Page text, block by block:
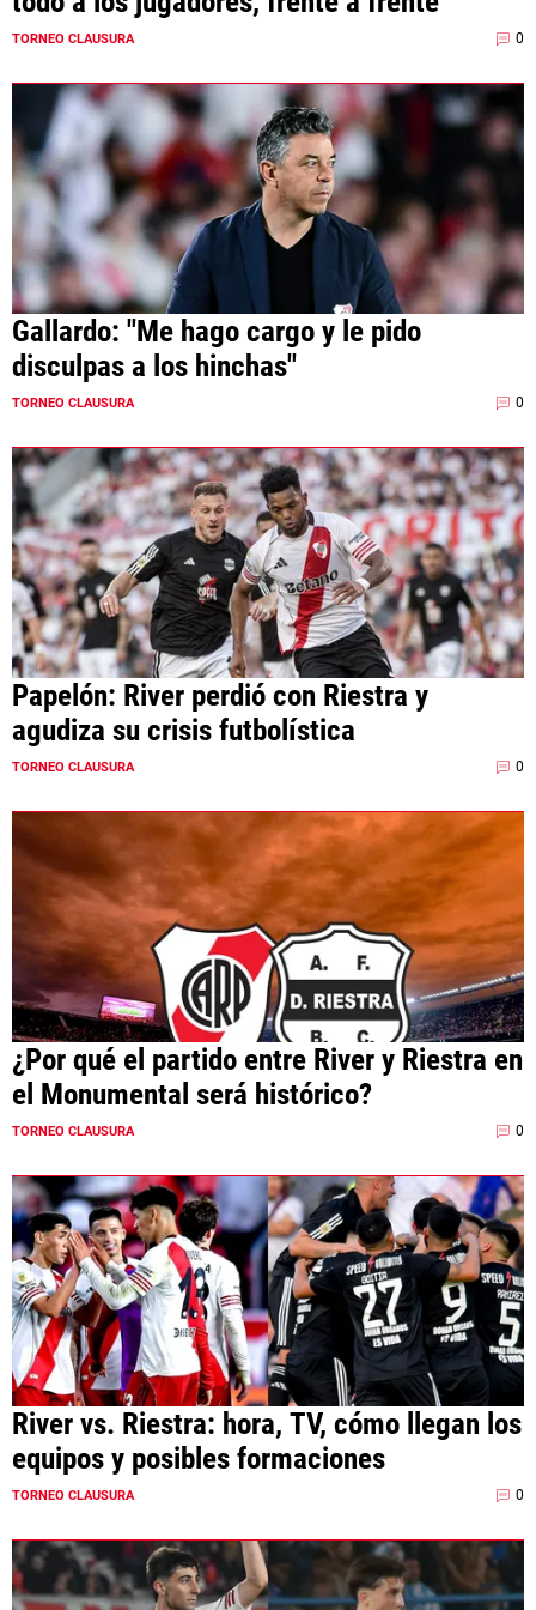
TORNEO CLAUSURA 0
Gallardo: "Me hago cargo y le pido
disculpas a los hinchas"
TORNEO CLAUSURA 0
Papelón: River perdió con Riestra y
agudiza su crisis futbolística
TORNEO CLAUSURA 0
¿Por qué el partido entre River y Riestra en
el Monumental será histórico?
TORNEO CLAUSURA 0
River vs. Riestra: hora, TV, cómo llegan los
equipos y posibles formaciones
TORNEO CLAUSURA 0